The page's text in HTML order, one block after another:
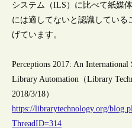
システム（ILS）に比べて紙媒
には適してないと認識している
げています。
Perceptions 2017: An International
Library Automation（Library
2018/3/18）
https://librarytechnology.org/
ThreadID=314